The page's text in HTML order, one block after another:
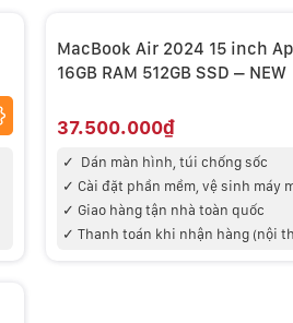
MacBook Air 2024 15 inch
16GB RAM 512GB SSD – NEW
37.500.000₫
✓ Dán màn hình, túi chống sốc
✓ Cài đặt phần mềm, vệ sinh máy
✓ Giao hàng tận nhà toàn quốc
✓ Thanh toán khi nhận hàng (nội